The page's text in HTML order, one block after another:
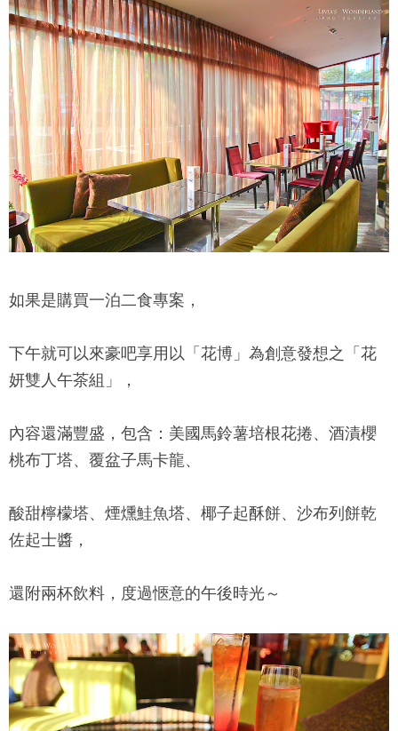
如果是購買一泊二食專案，
下午就可以來豪吧享用以「花博」為創意發想之「花
妍雙人午茶組」，
內容還滿豐盛，包含：美國馬鈴薯培根花捲、酒漬櫻
桃布丁塔、覆盆子馬卡龍、
酸甜檸檬塔、煙燻鮭魚塔、椰子起酥餅、沙布列餅乾
佐起士醬，
還附兩杯飲料，度過愜意的午後時光～